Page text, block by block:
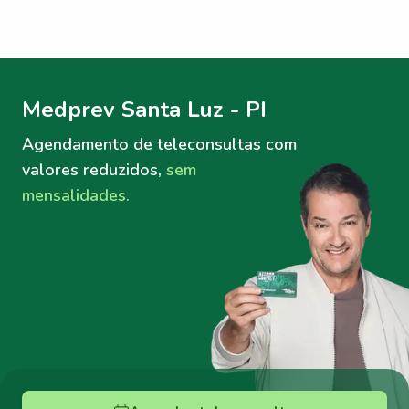
Medprev Santa Luz - PI
Agendamento de teleconsultas com
valores reduzidos, sem
mensalidades.